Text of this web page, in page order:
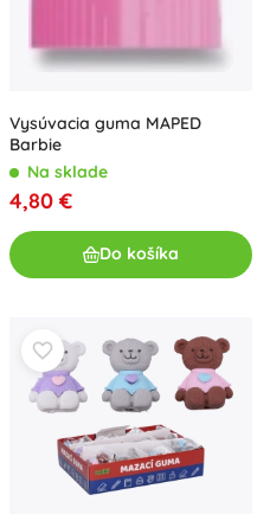
Vysúvacia guma MAPED
Barbie
Na sklade
4,80 €
Do košíka